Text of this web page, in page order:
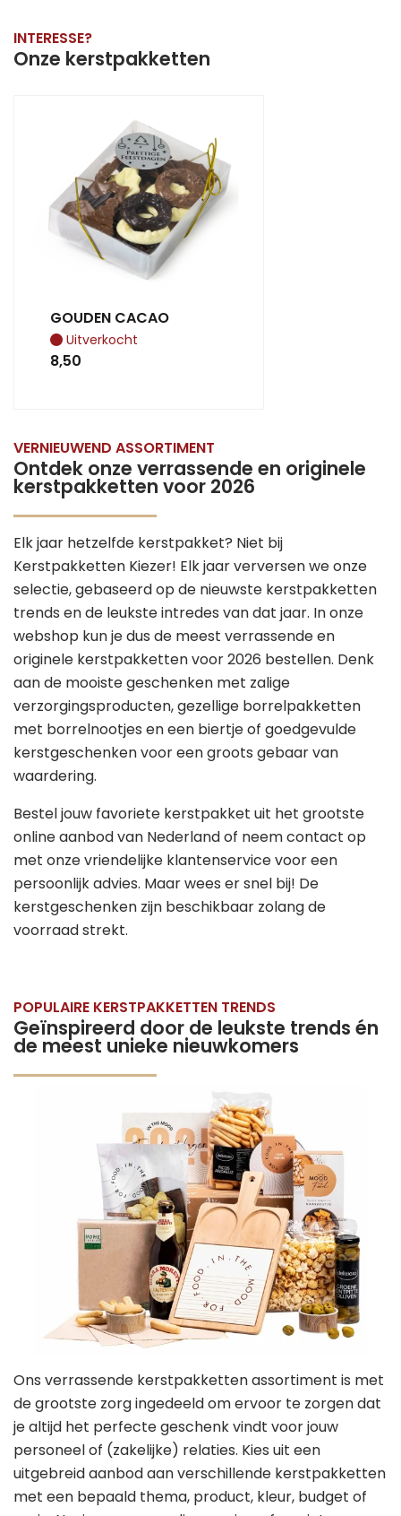
INTERESSE?
Onze kerstpakketten
GOUDEN CACAO
Uitverkocht
8,50
VERNIEUWEND ASSORTIMENT
Ontdek onze verrassende en originele
kerstpakketten voor 2026
Elk jaar hetzelfde kerstpakket? Niet bij
Kerstpakketten Kiezer! Elk jaar verversen we onze
selectie, gebaseerd op de nieuwste kerstpakketten
trends en de leukste intredes van dat jaar. In onze
webshop kun je dus de meest verrassende en
originele kerstpakketten voor 2026 bestellen. Denk
aan de mooiste geschenken met zalige
verzorgingsproducten, gezellige borrelpakketten
met borrelnootjes en een biertje of goedgevulde
kerstgeschenken voor een groots gebaar van
waardering.
Bestel jouw favoriete kerstpakket uit het grootste
online aanbod van Nederland of neem contact op
met onze vriendelijke klantenservice voor een
persoonlijk advies. Maar wees er snel bij! De
kerstgeschenken zijn beschikbaar zolang de
voorraad strekt.
POPULAIRE KERSTPAKKETTEN TRENDS
Geïnspireerd door de leukste trends én
de meest unieke nieuwkomers
Ons verrassende kerstpakketten assortiment is met
de grootste zorg ingedeeld om ervoor te zorgen dat
je altijd het perfecte geschenk vindt voor jouw
personeel of (zakelijke) relaties. Kies uit een
uitgebreid aanbod aan verschillende kerstpakketten
met een bepaald thema, product, kleur, budget of